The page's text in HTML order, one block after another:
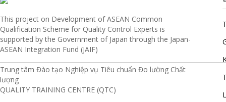
This project on Development of ASEAN Common
Qualification Scheme for Quality Control Experts is
supported by the Government of Japan through the Japan-
ASEAN Integration Fund (JAIF)
Trung tâm Đào tạo Nghiệp vụ Tiêu chuẩn Đo lường Chất
lượng
QUALITY TRAINING CENTRE (QTC)